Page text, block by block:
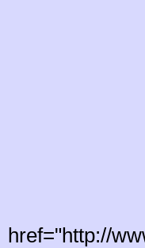
href="http://